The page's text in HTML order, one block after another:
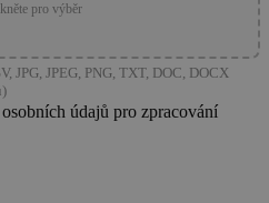
pro výběr
JPG, JPEG, PNG, TXT, DOC, DOCX
údajů pro zpracování